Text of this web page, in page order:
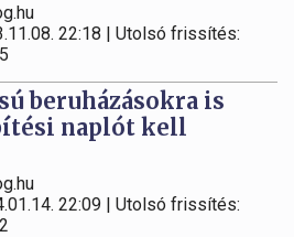
22:18 | Utolsó frissítés:
beruházásokra is
naplót kell
22:09 | Utolsó frissítés: